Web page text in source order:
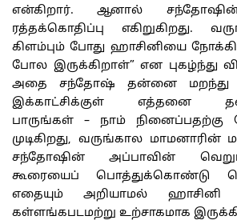
என்கிறார். ஆனால்
ரத்தக்கொதிப்பு எகிறுகிறது.
கிளம்பும் போது ஹாசினியை நோக்கி
போல இருக்கிறாள்” என புகழ்ந்து
அதை சந்தோஷ் தன்னை மறந்து
இக்காட்சிக்குள் எத்தனை
பாருங்கள் – நாம் நினைப்பதற்கு
முடிகிறது, வருங்கால மாமனாரின்
சந்தோஷின் அப்பாவின்
கூரையைப் பொத்துக்கொண்டு
எதையும் அறியாமல்
கள்ளங்கபடமற்று உற்சாகமாக